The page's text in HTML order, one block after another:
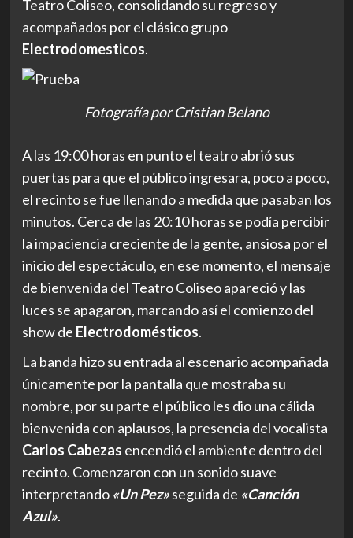
Teatro Coliseo, consolidando su regreso y
acompañados por el clásico grupo
Electrodomesticos.
Fotografía por Cristian Belano
A las 19:00 horas en punto el teatro abrió sus
puertas para que el público ingresara, poco a poco,
el recinto se fue llenando a medida que pasaban los
minutos. Cerca de las 20:10 horas se podía percibir
la impaciencia creciente de la gente, ansiosa por el
inicio del espectáculo, en ese momento, el mensaje
de bienvenida del Teatro Coliseo apareció y las
luces se apagaron, marcando así el comienzo del
show de Electrodomésticos.
La banda hizo su entrada al escenario acompañada
únicamente por la pantalla que mostraba su
nombre, por su parte el público les dio una cálida
bienvenida con aplausos, la presencia del vocalista
Carlos Cabezas encendió el ambiente dentro del
recinto. Comenzaron con un sonido suave
interpretando «Un Pez»seguida de «Canción
Azul».